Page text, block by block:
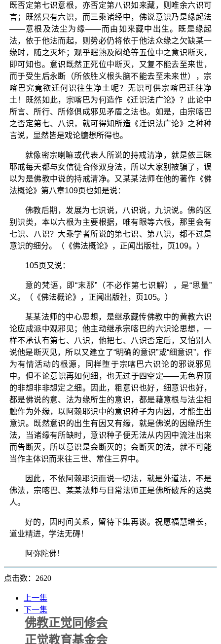
既否定第七识意根，亦否定第八识如来藏，则唯余六识可
言；既然只有六识，而三乘诸经中，佛说意识乃是缘起法
——意根及法尘为缘——而由如来藏中出生。既是缘起
法，依于他法而起，则势必仍将依于他法众缘之欠缺某一
缘时，随之灭坏；观乎眠熟及闷绝等五位中之意识断灭，
即可知也。意识既然正死位中断灭，又复不能去至来世，
而于受生后永断（所依胜义根头脑不能去至未来世），宗
喀巴究竟欲迁何识往生净土呢？无识可供宗喀巴迁往净
土！既然如此，宗喀巴为何造作《迁识法广论》？此论中
所言、所行、所修俱成邪见矛盾之法也。如是，由宗喀巴
之否定第七、八识，就可得知所造《迁识法广论》之种种
言说，显然皆是戏论臆想所得也。
就像密宗喇嘛或代表人所说的持戒清净，就是依三昧
耶戒每天都与女信徒合修双身法，所以大家别被骗了，误
以为是佛教中说的持戒清净。又某某法师在他的著作《佛
法概论》第八章109页也如是说：
佛教后期，发展为七识说，八识说，九识说。佛的区
别识类，本以六根为主要根据，唯有眼等六根，那里会有
七识、八识？大乘学者所说的第七识、第八识，都不过是
意识的细分。（《佛法概论》，正闻出版社，页109。）
105页又说：
意的梵语，即“末那”（不必作第七识解），是“思量”
义。（《佛法概论》，正闻出版社，页105。）
某某法师的中心思想，是继承藏传佛教中的黄教六识
论应成派中观邪见；他主动继承宗喀巴的六识论思想，一
样不承认有第七、八识，他把七、八识否定后，又怕别人
说他是断灭见，所以又建立了“明确的意识”或“细意识”，作
为有情活动的根源，同样堕于宗喀巴六识论的邪说邪见
中。但不论意识再如何细，也无过于四空定——无色界顶
的非想非非想定之细。因此，粗意识也好，细意识也好，
都是佛说的意、法为缘所生的意识，都是藉意根与法尘相
触作为外缘，以阿赖耶识中的意识种子为内因，才能生出
意识。既然意识的出生有因又有缘，就是佛说的因缘所生
法，当诸缘有所缺时，意识种子便无法从内因中流注出来
而告断灭，所以意识是会断灭的；会断灭的法，就不可能
当作主体识而来往三世、常住三界中。
因此，不依阿赖耶识而说一切法，就是外道法，不是
佛法，宗喀巴、某某法师与日常法师正是佛所破斥的这类
人。
好的，因时间关系，留待下集再谈。祝愿福慧增长，
道业精进，学法无碍！
阿弥陀佛！
点击数：2620
上一集
下一集
佛教正觉同修会
正觉教育基金会